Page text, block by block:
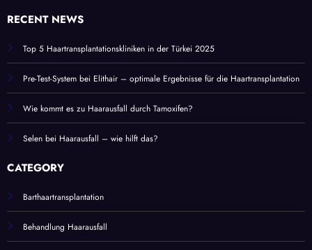
RECENT NEWS
Top 5 Haartransplantationskliniken in der Türkei 2025
Pre-Test-System bei Elithair – optimale Ergebnisse für die Haartransplantation
Wie kommt es zu Haarausfall durch Tamoxifen?
Selen bei Haarausfall – wie hilft das?
CATEGORY
Barthaartransplantation
Behandlung Haarausfall